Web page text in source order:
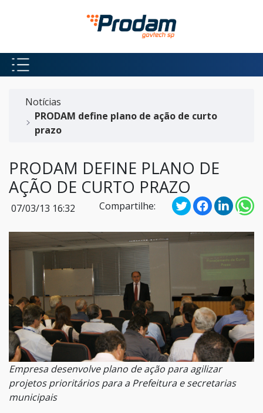
Pular para o Conteúdo principal
Notícias
PRODAM define plano de ação de curto
prazo
PRODAM DEFINE PLANO DE
AÇÃO DE CURTO PRAZO
07/03/13 16:32 Compartilhe:
Empresa desenvolve plano de ação para agilizar
projetos prioritários para a Prefeitura e secretarias
municipais